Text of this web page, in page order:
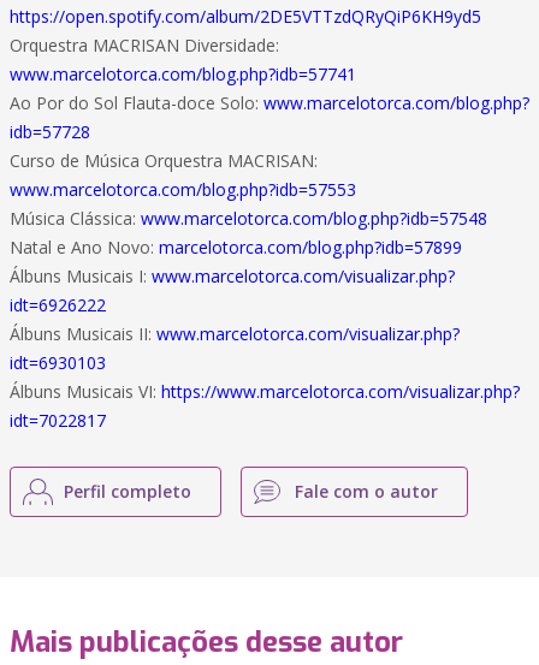
https://open.spotify.com/album/2DE5VTTzdQRyQiP6KH9yd5
Orquestra MACRISAN Diversidade:
www.marcelotorca.com/blog.php?idb=57741
Ao Por do Sol Flauta-doce Solo: www.marcelotorca.com/blog.php?
idb=57728
Curso de Música Orquestra MACRISAN:
www.marcelotorca.com/blog.php?idb=57553
Música Clássica: www.marcelotorca.com/blog.php?idb=57548
Natal e Ano Novo: marcelotorca.com/blog.php?idb=57899
Álbuns Musicais I: www.marcelotorca.com/visualizar.php?
idt=6926222
Álbuns Musicais II: www.marcelotorca.com/visualizar.php?
idt=6930103
Álbuns Musicais VI: https://www.marcelotorca.com/visualizar.php?
idt=7022817
Perfil completo Fale com o autor
Mais publicações desse autor